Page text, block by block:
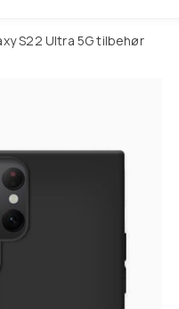
S22 Ultra 5G tilbehør